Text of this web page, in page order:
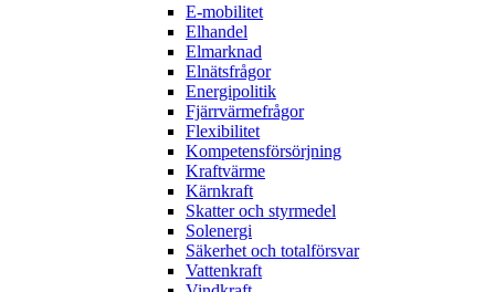
E-mobilitet
Elhandel
Elmarknad
Elnätsfrågor
Energipolitik
Fjärrvärmefrågor
Flexibilitet
Kompetensförsörjning
Kraftvärme
Kärnkraft
Skatter och styrmedel
Solenergi
Säkerhet och totalförsvar
Vattenkraft